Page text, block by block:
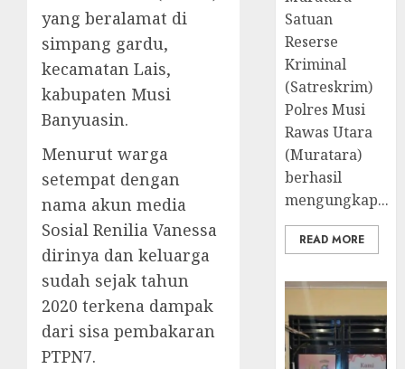
yang beralamat di
simpang gardu,
kecamatan Lais,
kabupaten Musi
Banyuasin.
Menurut warga
setempat dengan
nama akun media
Sosial Renilia Vanessa
dirinya dan keluarga
sudah sejak tahun
2020 terkena dampak
dari sisa pembakaran
PTPN7.
Satuan
Reserse
Kriminal
(Satreskrim)
Polres Musi
Rawas Utara
(Muratara)
berhasil
mengungkap...
READ MORE